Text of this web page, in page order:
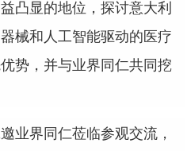
凸显的地位，探讨意大利
械和人工智能驱动的医疗
势，并与业界同仁共同挖
业界同仁莅临参观交流，